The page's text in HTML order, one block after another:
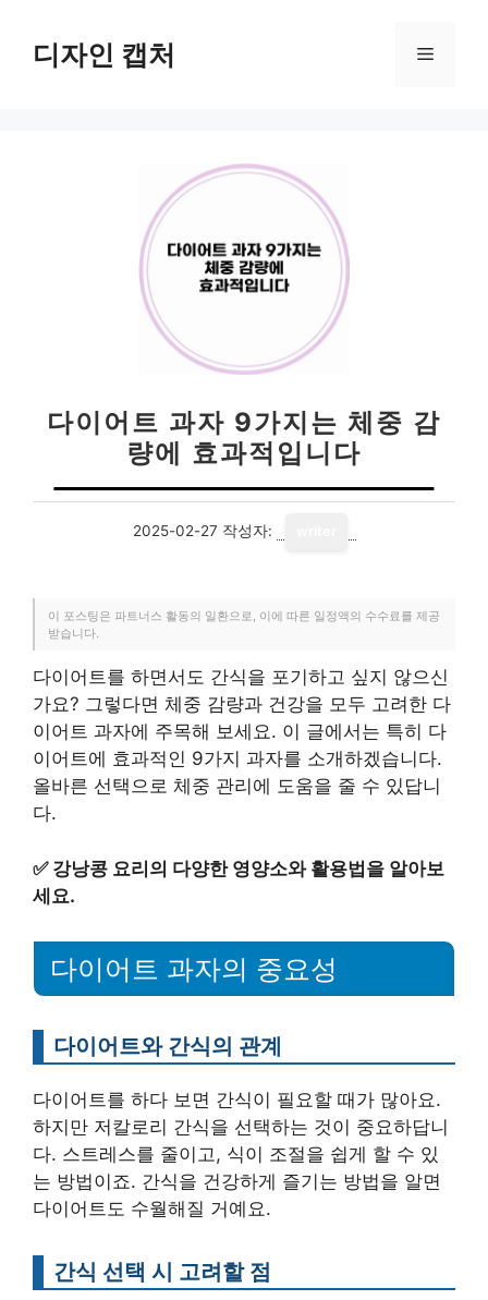
디자인 캡처 메
다이어트 과자 9가지는 체중 감
량에 효과적입니다
2025-02-27 작성자:
이 포스팅은 파트너스 활동의 일환으로, 이에 따른 일정액의 수수료를 제공
받습니다.
다이어트를 하면서도 간식을 포기하고 싶지 않으신
가요? 그렇다면 체중 감량과 건강을 모두 고려한 다
이어트 과자에 주목해 보세요. 이 글에서는 특히 다
이어트에 효과적인 9가지 과자를 소개하겠습니다.
올바른 선택으로 체중 관리에 도움을 줄 수 있답니
다.
✅ 강낭콩 요리의 다양한 영양소와 활용법을 알아보
세요.
다이어트 과자의 중요성
다이어트와 간식의 관계
다이어트를 하다 보면 간식이 필요할 때가 많아요.
하지만 저칼로리 간식을 선택하는 것이 중요하답니
다. 스트레스를 줄이고, 식이 조절을 쉽게 할 수 있
는 방법이죠. 간식을 건강하게 즐기는 방법을 알면
다이어트도 수월해질 거예요.
간식 선택 시 고려할 점